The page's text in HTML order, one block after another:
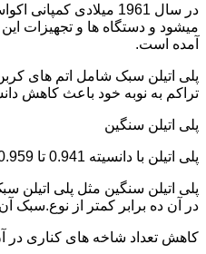
میشود و دستگاه ها و تجهیزات
آمده است.
پلی اتیلن سبک شامل اتم های
تراکم به نوبه خود باعث کاهش دانسیته پلیمر می گردد.به
پلی اتیلن سنگین
پلی اتیلن با دانسیته 0.941 تا 0.959 گرم بر سانتی متر مکعب پلی اتیلن سنگین نام دارد.
در آن ده برابر کمتر از نوع.سبک
کاهش تعداد شاخه های کناری در